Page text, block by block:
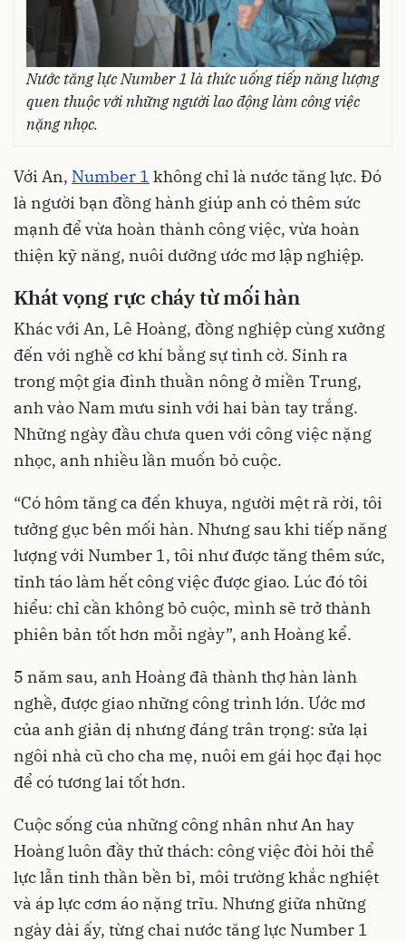
Nước tăng lực Number 1 là thức uống tiếp năng lượng
quen thuộc với những người lao động làm công việc
nặng nhọc.
Với An, Number 1 không chỉ là nước tăng lực. Đó
là người bạn đồng hành giúp anh có thêm sức
mạnh để vừa hoàn thành công việc, vừa hoàn
thiện kỹ năng, nuôi dưỡng ước mơ lập nghiệp.
Khát vọng rực cháy từ mối hàn
Khác với An, Lê Hoàng, đồng nghiệp cùng xưởng
đến với nghề cơ khí bằng sự tình cờ. Sinh ra
trong một gia đình thuần nông ở miền Trung,
anh vào Nam mưu sinh với hai bàn tay trắng.
Những ngày đầu chưa quen với công việc nặng
nhọc, anh nhiều lần muốn bỏ cuộc.
“Có hôm tăng ca đến khuya, người mệt rã rời, tôi
tưởng gục bên mối hàn. Nhưng sau khi tiếp năng
lượng với Number 1, tôi như được tăng thêm sức,
tỉnh táo làm hết công việc được giao. Lúc đó tôi
hiểu: chỉ cần không bỏ cuộc, mình sẽ trở thành
phiên bản tốt hơn mỗi ngày”, anh Hoàng kể.
5 năm sau, anh Hoàng đã thành thợ hàn lành
nghề, được giao những công trình lớn. Ước mơ
của anh giản dị nhưng đáng trân trọng: sửa lại
ngôi nhà cũ cho cha mẹ, nuôi em gái học đại học
để có tương lai tốt hơn.
Cuộc sống của những công nhân như An hay
Hoàng luôn đầy thử thách: công việc đòi hỏi thể
lực lẫn tinh thần bền bỉ, môi trường khắc nghiệt
và áp lực cơm áo nặng trĩu. Nhưng giữa những
ngày dài ấy, từng chai nước tăng lực Number 1